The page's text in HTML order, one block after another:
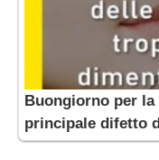
Buongiorno per
principale difetto